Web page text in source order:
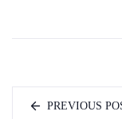
PREVIOUS